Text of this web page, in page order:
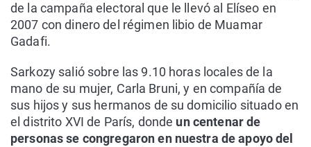
de la campaña electoral que le llevó al Elíseo en
2007 con dinero del régimen libio de Muamar
Gadafi.
Sarkozy salió sobre las 9.10 horas locales de la
mano de su mujer, Carla Bruni, y en compañía de
sus hijos y sus hermanos de su domicilio situado en
el distrito XVI de París, donde un centenar de
personas se congregaron en nuestra de apoyo del